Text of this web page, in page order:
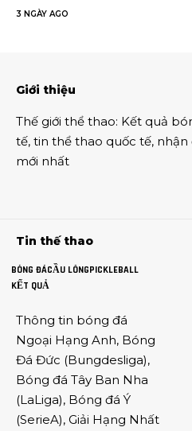
3 NGÀY AGO
Giới thiệu
Thế giới thể thao: Kết quả
tế, tin thể thao quốc tế, nhận
mới nhất
Tin thế thao
BÓNG ĐÁCẦU LÔNGPICKLEBALL
KẾT QUẢ
Thông tin bóng đá
Ngoại Hạng Anh, Bóng
Đá Đức (Bungdesliga),
Bóng đá Tây Ban Nha
(LaLiga), Bóng đá Ý
(SerieA), Giải Hạng Nhất